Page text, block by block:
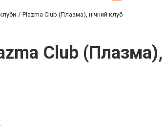
Plazma Club (Плазма), нічний клуб
Club (Плазма),